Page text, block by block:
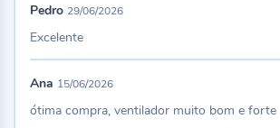
Pedro 29/06/2026
Excelente
Ana 15/06/2026
ótima compra, ventilador muito bom e forte